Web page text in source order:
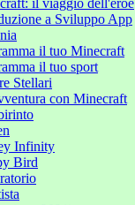
il viaggio dell'eroe
a Sviluppo App
il tuo Minecraft
il tuo sport
Stellari
con Minecraft
Infinity
Bird